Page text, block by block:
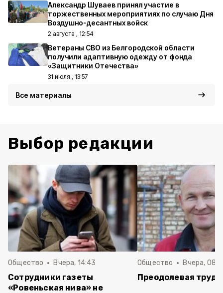
Александр Шуваев принял участие в
торжественных мероприятиях по случаю Дня
Воздушно-десантных войск
2 августа , 12:54
Ветераны СВО из Белгородской области
получили адаптивную одежду от фонда
«Защитники Отечества»
31 июля , 13:57
Все материалы
Выбор редакции
Общество Вчера, 14:43
Сотрудники газеты
«Ровеньская нива» не
Общество Вчера,
Преодолевая